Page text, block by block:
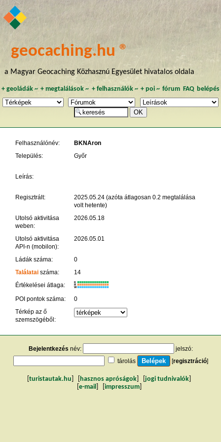
geocaching.hu ®
a Magyar Geocaching Közhasznú Egyesület hivatalos oldala
+ geoládák~ +megtalálások ~ + felhasználók~ + poi~ fórum FAQ belépés
Felhasználónév:
BKNAron
Település:
Győr
Leírás:
Regisztrált:
2025.05.24 (azóta átlagosan 0.2 megtalálása
volt hetente)
Utolsó aktivitása
weben:
2026.05.18
Utolsó aktivitása
API-n (mobilon):
2026.05.01
Ládák száma:
0
Találataiszáma:
14
Értékelései átlaga:
K
R
W
POI pontok száma:
0
Térkép az ő
szemszögéből:
Bejelentkezés név:
jelszó:
tárolás
[regisztráció]
turistautak.hu hasznos apróságok jogi tudnivalók
e-mail impresszum]